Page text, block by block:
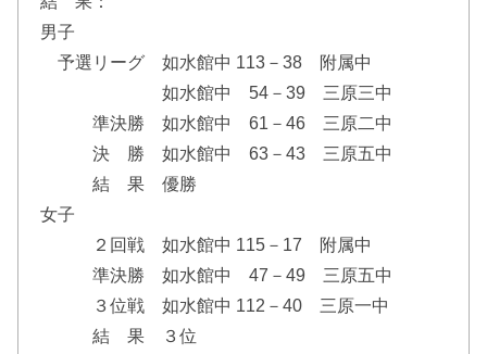
男子
予選リーグ 如水館中 113－38 附属中
如水館中 54－39 三原三中
準決勝 如水館中 61－46 三原二中
決 勝 如水館中 63－43 三原五中
結 果 優勝
女子
２回戦 如水館中 115－17 附属中
準決勝 如水館中 47－49 三原五中
３位戦 如水館中 112－40 三原一中
結 果 ３位